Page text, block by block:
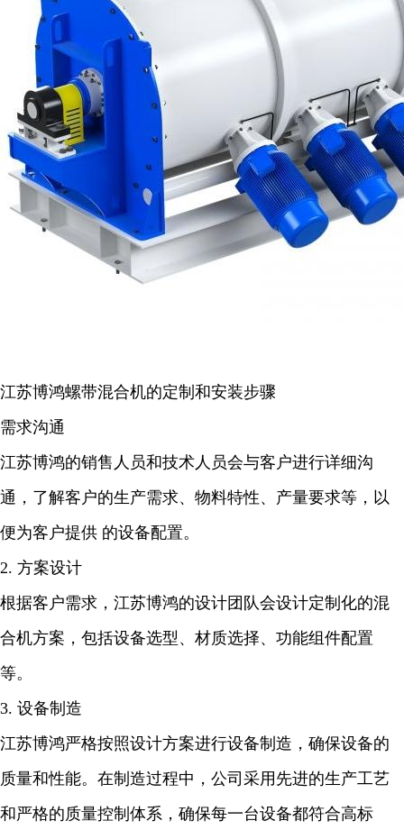
江苏博鸿螺带混合机的定制和安装步骤
需求沟通
江苏博鸿的销售人员和技术人员会与客户进行详细沟
通，了解客户的生产需求、物料特性、产量要求等，以
便为客户提供 的设备配置。
2. 方案设计
根据客户需求，江苏博鸿的设计团队会设计定制化的混
合机方案，包括设备选型、材质选择、功能组件配置
等。
3. 设备制造
江苏博鸿严格按照设计方案进行设备制造，确保设备的
质量和性能。在制造过程中，公司采用先进的生产工艺
和严格的质量控制体系，确保每一台设备都符合高标